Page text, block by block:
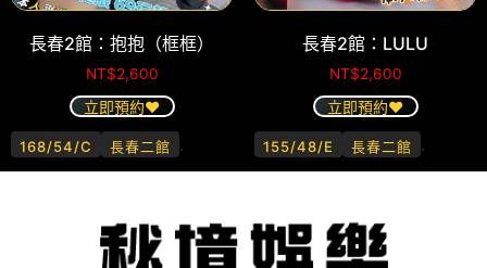
長春2館：抱抱（框框）
NT$2,600
立即預約❤️
168/54/C 長春二館 .
長春2館：LULU
NT$2,600
立即預約❤️
155/48/E 長春二館 .